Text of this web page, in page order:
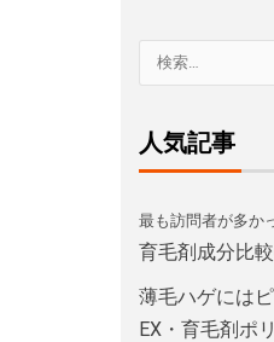
人気記事
最も訪問者が多か
育毛剤成分比
薄毛ハゲには
EX・育毛剤ポ